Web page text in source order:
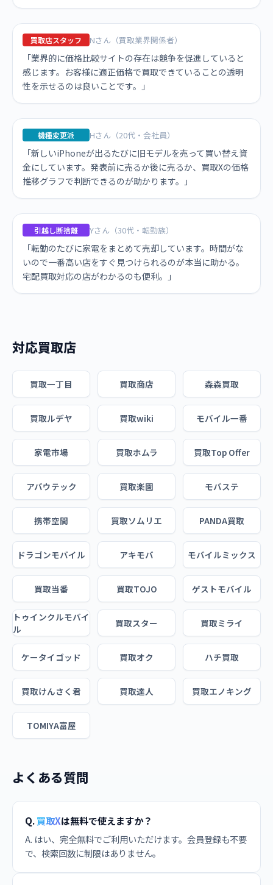
買取店スタッフ Nさん（買取業界関係者）
「業界的に価格比較サイトの存在は競争を促進していると
感じます。お客様に適正価格で買取できていることの透明
性を示せるのは良いことです。」
機種変更派 Hさん（20代・会社員）
「新しいiPhoneが出るたびに旧モデルを売って買い替え資
金にしています。発表前に売るか後に売るか、買取Xの価格
推移グラフで判断できるのが助かります。」
引越し断捨離 Yさん（30代・転勤族）
「転勤のたびに家電をまとめて売却しています。時間がな
いので一番高い店をすぐ見つけられるのが本当に助かる。
宅配買取対応の店がわかるのも便利。」
対応買取店
買取一丁目 買取商店 森森買取
買取ルデヤ 買取wiki モバイル一番
家電市場 買取ホムラ 買取Top Offer
アバウテック 買取楽園 モバステ
携帯空間 買取ソムリエ PANDA買取
ドラゴンモバイル アキモバ モバイルミックス
買取当番 買取TOJO ゲストモバイル
トゥインクルモバイ
ル
買取スター 買取ミライ
ケータイゴッド 買取オク ハチ買取
買取けんさく君 買取達人 買取エノキング
TOMIYA富屋
よくある質問
Q.買取Xは無料で使えますか？
A. はい、完全無料でご利用いただけます。会員登録も不要
で、検索回数に制限はありません。